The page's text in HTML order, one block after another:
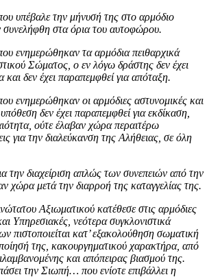
υπέβαλε την μήνυσή της στο αρμόδιο
στα όρια του αυτοφώρου.
ενημερώθηκαν τα αρμόδια πειθαρχικά
Σώματος, ο εν λόγω δράστης δεν έχει
και δεν έχει παραπεμφθεί για απόταξη.
ενημερώθηκαν οι αρμόδιες αστυνομικές και
δεν έχει παραπεμφθεί για εκδίκαση,
ούτε έλαβαν χώρα περαιτέρω
για την διαλεύκανση της Αλήθειας, σε όλη
την διαχείριση απλώς των συνεπειών από την
χώρα μετά την διαρροή της καταγγελίας της.
Αξιωματικού κατέθεσε στις αρμόδιες
Υπηρεσιακές, νεότερα συγκλονιστικά
πιστοποιείται κατ’ εξακολούθηση σωματική
της, κακουργηματικού χαρακτήρα, από
και απόπειρας βιασμού της.
την Σιωπή… που ενίοτε επιβάλλει η